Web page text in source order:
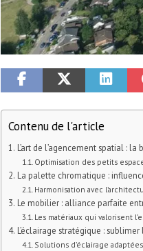
Contenu de l'article
L’art de l’agencement spatial : la
Optimisation des petits
La palette chromatique :
Harmonisation avec
Le mobilier : alliance parfaite
Les matériaux qui valorisent
L’éclairage stratégique :
Solutions d’éclairage